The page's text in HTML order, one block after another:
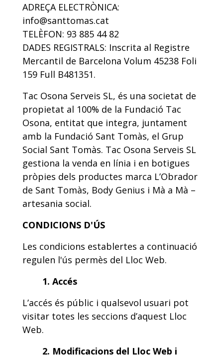
ADREÇA ELECTRÒNICA:
info@santtomas.cat
TELÈFON: 93 885 44 82
DADES REGISTRALS: Inscrita al Registre
Mercantil de Barcelona Volum 45238 Foli
159 Full B481351.
Tac Osona Serveis SL, és una societat de
propietat al 100% de la Fundació Tac
Osona, entitat que integra, juntament
amb la Fundació Sant Tomàs, el Grup
Social Sant Tomàs. Tac Osona Serveis SL
gestiona la venda en línia i en botigues
pròpies dels productes marca L’Obrador
de Sant Tomàs, Body Genius i Mà a Mà –
artesania social.
CONDICIONS D'ÚS
Les condicions establertes a continuació
regulen l'ús permès del Lloc Web.
1. Accés
L’accés és públic i qualsevol usuari pot
visitar totes les seccions d’aquest Lloc
Web.
2. Modificacions del Lloc Web i